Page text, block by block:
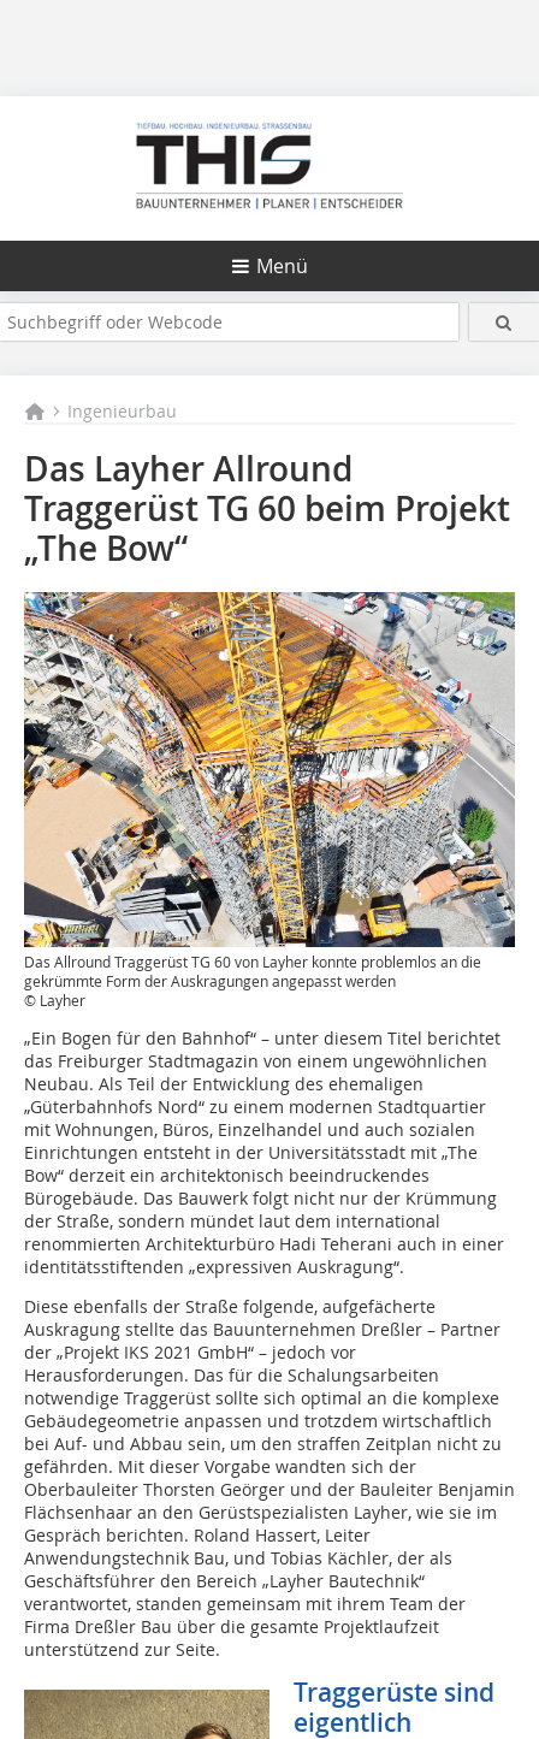
Menü
Ingenieurbau
Das Layher Allround
Traggerüst TG 60 beim Projekt
„The Bow“
Das Allround Traggerüst TG 60 von Layher konnte problemlos an die
gekrümmte Form der Auskragungen angepasst werden
© Layher
„Ein Bogen für den Bahnhof“ – unter diesem Titel berichtet
das Freiburger Stadtmagazin von einem ungewöhnlichen
Neubau. Als Teil der Entwicklung des ehemaligen
„Güterbahnhofs Nord“ zu einem modernen Stadtquartier
mit Wohnungen, Büros, Einzelhandel und auch sozialen
Einrichtungen entsteht in der Universitätsstadt mit „The
Bow“ derzeit ein architektonisch beeindruckendes
Bürogebäude. Das Bauwerk folgt nicht nur der Krümmung
der Straße, sondern mündet laut dem international
renommierten Architekturbüro Hadi Teherani auch in einer
identitätsstiftenden „expressiven Auskragung“.
Diese ebenfalls der Straße folgende, aufgefächerte
Auskragung stellte das Bauunternehmen Dreßler – Partner
der „Projekt IKS 2021 GmbH“ – jedoch vor
Herausforderungen. Das für die Schalungsarbeiten
notwendige Traggerüst sollte sich optimal an die komplexe
Gebäudegeometrie anpassen und trotzdem wirtschaftlich
bei Auf- und Abbau sein, um den straffen Zeitplan nicht zu
gefährden. Mit dieser Vorgabe wandten sich der
Oberbauleiter Thorsten Geörger und der Bauleiter Benjamin
Flächsenhaar an den Gerüstspezialisten Layher, wie sie im
Gespräch berichten. Roland Hassert, Leiter
Anwendungstechnik Bau, und Tobias Kächler, der als
Geschäftsführer den Bereich „Layher Bautechnik“
verantwortet, standen gemeinsam mit ihrem Team der
Firma Dreßler Bau über die gesamte Projektlaufzeit
unterstützend zur Seite.
Traggerüste sind
eigentlich